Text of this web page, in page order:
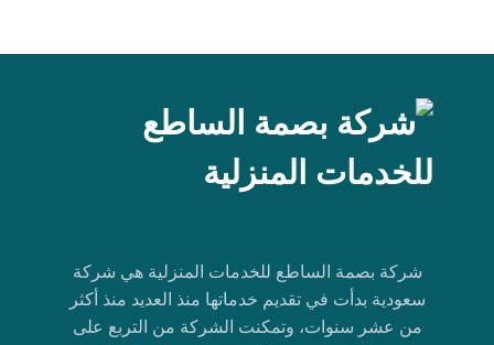
شركة بصمة الساطع للخدمات المنزلية هي شركة
سعودية بدأت في تقديم خدماتها منذ العديد منذ أكثر
من عشر سنوات، وتمكنت الشركة من التربع على